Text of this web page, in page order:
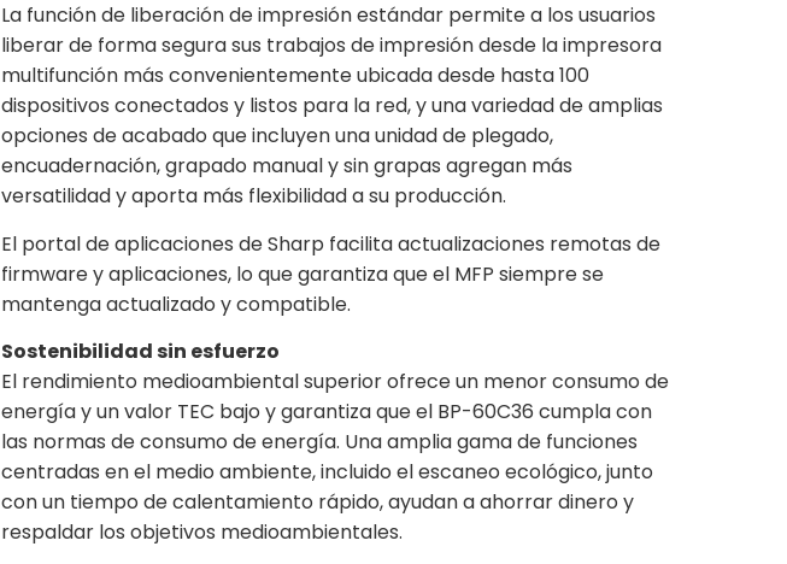
La función de liberación de impresión estándar permite a los usuarios
liberar de forma segura sus trabajos de impresión desde la impresora
multifunción más convenientemente ubicada desde hasta 100
dispositivos conectados y listos para la red, y una variedad de amplias
opciones de acabado que incluyen una unidad de plegado,
encuadernación, grapado manual y sin grapas agregan más
versatilidad y aporta más flexibilidad a su producción.
El portal de aplicaciones de Sharp facilita actualizaciones remotas de
firmware y aplicaciones, lo que garantiza que el MFP siempre se
mantenga actualizado y compatible.
Sostenibilidad sin esfuerzo
El rendimiento medioambiental superior ofrece un menor consumo de
energía y un valor TEC bajo y garantiza que el BP-60C36 cumpla con
las normas de consumo de energía. Una amplia gama de funciones
centradas en el medio ambiente, incluido el escaneo ecológico, junto
con un tiempo de calentamiento rápido, ayudan a ahorrar dinero y
respaldar los objetivos medioambientales.